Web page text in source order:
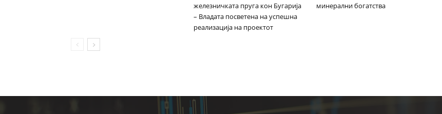
железничката пруга кон Бугарија
– Владата посветена на успешна
реализација на проектот
минерални богатства